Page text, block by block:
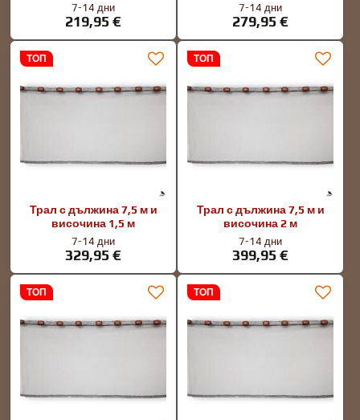
7-14 дни
219,95 €
7-14 дни
279,95 €
ТОП
Трал с дължина 7,5 м и
височина 1,5 м
7-14 дни
329,95 €
ТОП
Трал с дължина 7,5 м и
височина 2 м
7-14 дни
399,95 €
ТОП ТОП